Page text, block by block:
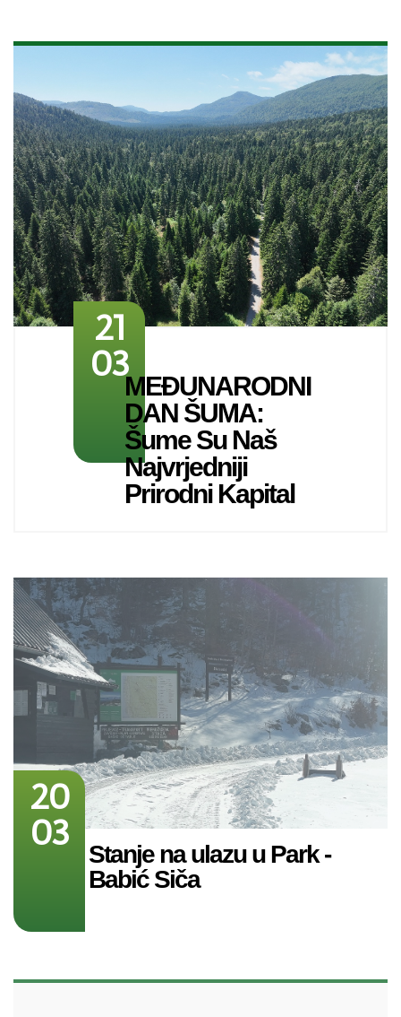
21
03
MEĐUNARODNI
DAN ŠUMA:
Šume Su Naš
Najvrjedniji
Prirodni Kapital
20
03
Stanje na ulazu u Park -
Babić Siča